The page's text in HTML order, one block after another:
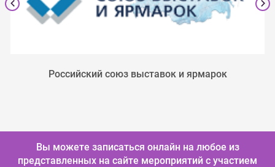
Российский союз выставок и ярмарок
Вы можете записаться онлайн на любое из
представленных на сайте мероприятий с участием